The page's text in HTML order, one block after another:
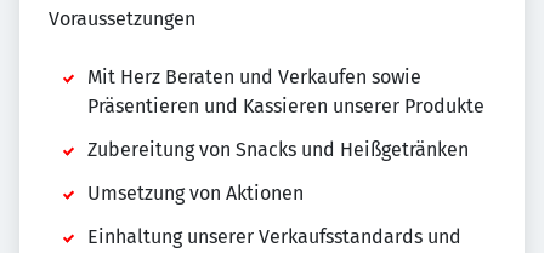
Voraussetzungen
Mit Herz Beraten und Verkaufen sowie
Präsentieren und Kassieren unserer Produkte
Zubereitung von Snacks und Heißgetränken
Umsetzung von Aktionen
Einhaltung unserer Verkaufsstandards und